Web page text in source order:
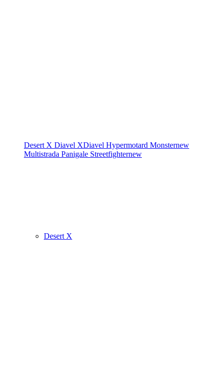
Desert X Diavel XDiavel Hypermotard Monsternew
Multistrada Panigale Streetfighternew
Desert X